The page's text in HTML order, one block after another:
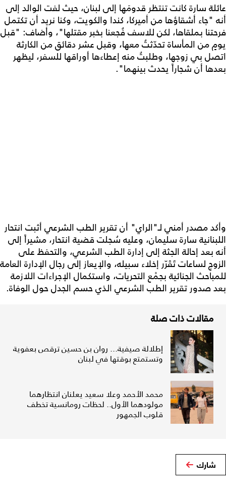
عائلة سارة كانت تنتظر قدومَها إلى لبنان، حيث لفت الوالد إلى
أنه "جاء أشقاؤها من أميركا، كندا والكويت، وكنا نريد أن تكتمل
فرحتنا بملقاها، لكن للاسف فُجعنا بخبر مقتلها"، وأضاف: "قبل
يومٍ من المأساة تحدّثتُ معها، وقبل عشر دقائق من الكارثة
اتصل بي زوجها، وطلبتُ منه إعطاءها أوراقها للسفر، ليظهر
بعدها أن شجاراً يحدث بينهما".
وأكد مصدر أمني لـ"الراي" أن تقرير الطب الشرعي أثبت انتحار
اللبنانية سارة سليمان، وعليه سُجلت قضية انتحار، مشيراً إلى
أنه بعد إحالة الجثة إلى إدارة الطب الشرعي، والتحفظ على
الزوج لساعات تَقَرّر إخلاء سبيله، والإيعاز إلى رجال الإدارة العامة
للمباحث الجنائية بجمْع التحريات، واستكمال الإجراءات اللازمة
بعد صدور تقرير الطب الشرعي الذي حسم الجدل حول الوفاة.
مقالات ذات صلة
إطلالة صيفية... روان بن حسين ترقص بعفوية
وتستمتع بوقتها في لبنان
محمد الأحمد وعلا سعيد يعلنان انتظارهما
مولودهما الأول.. لحظات رومانسية تخطف
قلوب الجمهور
شارك